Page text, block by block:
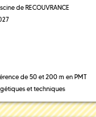
de RECOUVRANCE
de 50 et 200 m en PMT
et techniques